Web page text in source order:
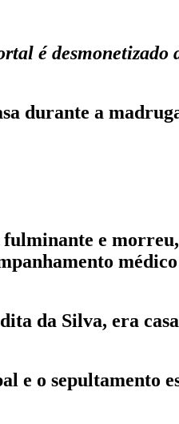
é
durante a
e
da Silva, era
e o sepultamento